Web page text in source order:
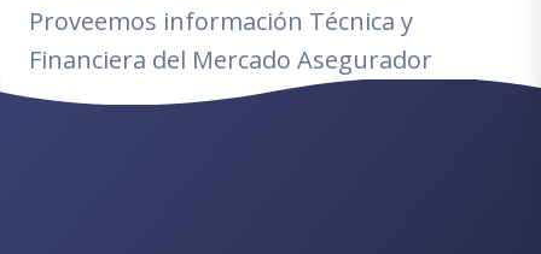
Proveemos información Técnica y
Financiera del Mercado Asegurador